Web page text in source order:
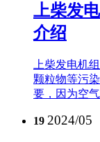
上柴发
介绍
上柴发电机
颗粒物等污
要，因为空
19 2024/05